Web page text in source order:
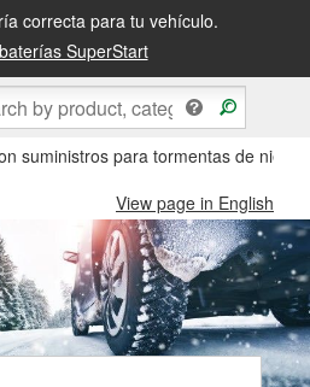
correcta para tu vehículo.
SuperStart
suministros para tormentas de nieve
View page in English